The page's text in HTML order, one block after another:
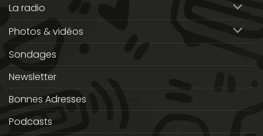
La radio
Photos & vidéos
Sondages
Newsletter
Bonnes Adresses
Podcasts